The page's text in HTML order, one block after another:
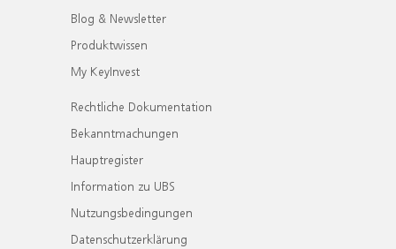
Blog & Newsletter
Produktwissen
My KeyInvest
Rechtliche Dokumentation
Bekanntmachungen
Hauptregister
Information zu UBS
Nutzungsbedingungen
Datenschutzerklärung